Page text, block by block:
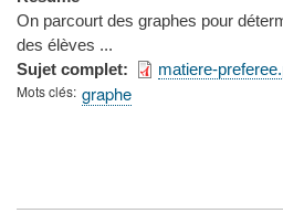
On parcourt des graphes pour
des élèves ...
Sujet complet
matiere-
Mots clés graphe